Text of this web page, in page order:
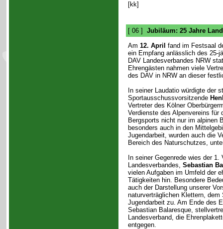
[kk]
[ 06 ] Jubiläum: 25 Jahre
Am 12. April fand im Festsaal
ein Empfang anlässlich des 25-
DAV Landesverbandes NRW
Ehrengästen nahmen viele
des DAV in NRW an dieser
In seiner Laudatio würdigte der
Sportausschussvorsitzende
Vertreter des Kölner
Verdienste des Alpenvereins für
Bergsports nicht nur im alpinen
besonders auch in den
Jugendarbeit, wurden auch die
Bereich des Naturschutzes,
In seiner Gegenrede wies der 1.
Landesverbandes, Sebastian
vielen Aufgaben im Umfeld der
Tätigkeiten hin. Besondere
auch der Darstellung unserer
naturverträglichen Klettern, dem
Jugendarbeit zu. Am Ende des
Sebastian Balaresque,
Landesverband, die
entgegen.